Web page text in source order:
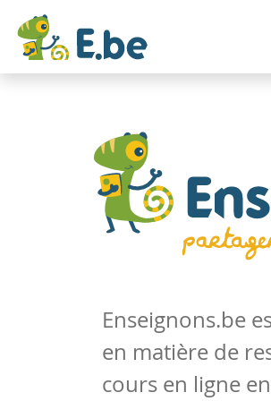
Enseignons.be
en matière de
cours en ligne